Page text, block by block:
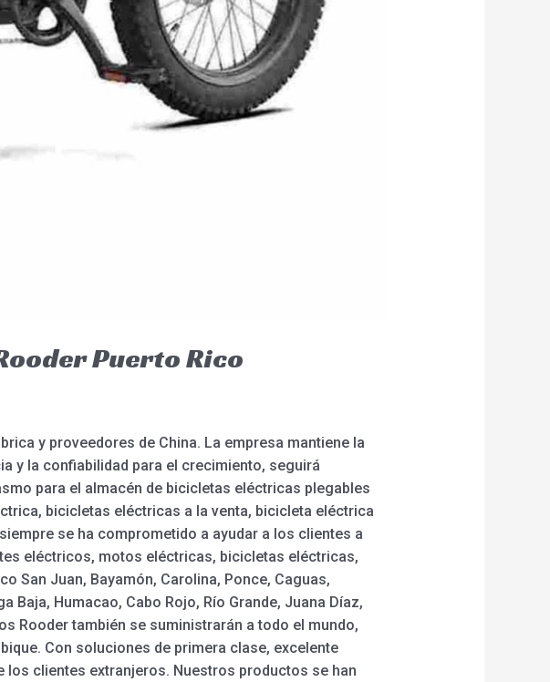
Puerto Rico
y proveedores de China. La empresa mantiene la
y la confiabilidad para el crecimiento, seguirá
para el almacén de bicicletas eléctricas plegables
bicicletas eléctricas a la venta, bicicleta eléctrica
se ha comprometido a ayudar a los clientes a
eléctricos, motos eléctricas, bicicletas eléctricas,
San Juan, Bayamón, Carolina, Ponce, Caguas,
Baja, Humacao, Cabo Rojo, Río Grande, Juana Díaz,
Rooder también se suministrarán a todo el mundo,
Con soluciones de primera clase, excelente
clientes extranjeros. Nuestros productos se han